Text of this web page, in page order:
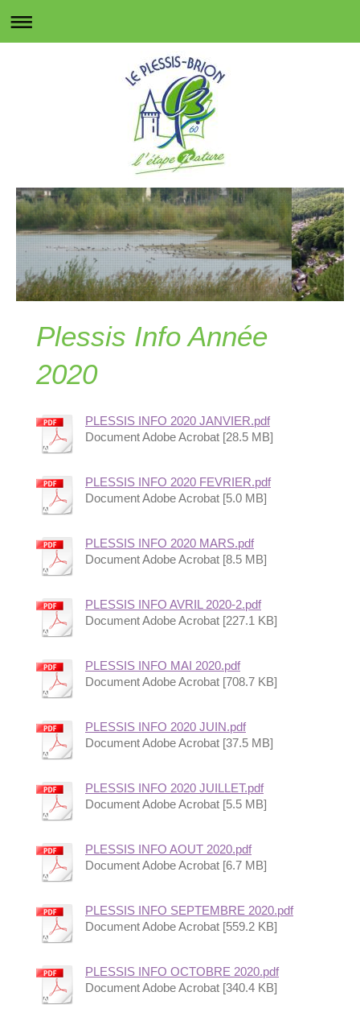
Plessis Info Année
2020
PLESSIS INFO 2020 JANVIER.pdf
Document Adobe Acrobat [28.5 MB]
PLESSIS INFO 2020 FEVRIER.pdf
Document Adobe Acrobat [5.0 MB]
PLESSIS INFO 2020 MARS.pdf
Document Adobe Acrobat [8.5 MB]
PLESSIS INFO AVRIL 2020-2.pdf
Document Adobe Acrobat [227.1 KB]
PLESSIS INFO MAI 2020.pdf
Document Adobe Acrobat [708.7 KB]
PLESSIS INFO 2020 JUIN.pdf
Document Adobe Acrobat [37.5 MB]
PLESSIS INFO 2020 JUILLET.pdf
Document Adobe Acrobat [5.5 MB]
PLESSIS INFO AOUT 2020.pdf
Document Adobe Acrobat [6.7 MB]
PLESSIS INFO SEPTEMBRE 2020.pdf
Document Adobe Acrobat [559.2 KB]
PLESSIS INFO OCTOBRE 2020.pdf
Document Adobe Acrobat [340.4 KB]